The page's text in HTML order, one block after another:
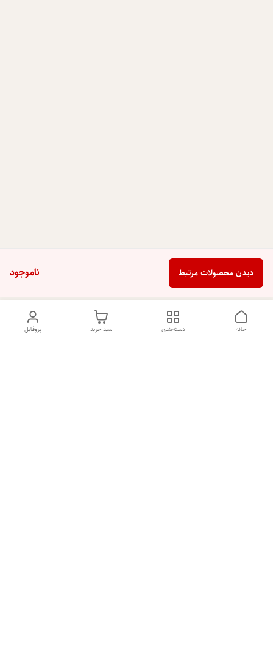
ناموجود دیدن محصولات مرتبط
پروفایل سبد خرید دسته‌بندی خانه